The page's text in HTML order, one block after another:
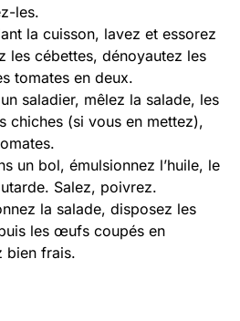
les.
la cuisson, lavez et essorez
les cébettes, dénoyautez les
tomates en deux.
saladier, mêlez la salade, les
chiches (si vous en mettez),
un bol, émulsionnez l’huile, le
Salez, poivrez.
la salade, disposez les
les œufs coupés en
bien frais.